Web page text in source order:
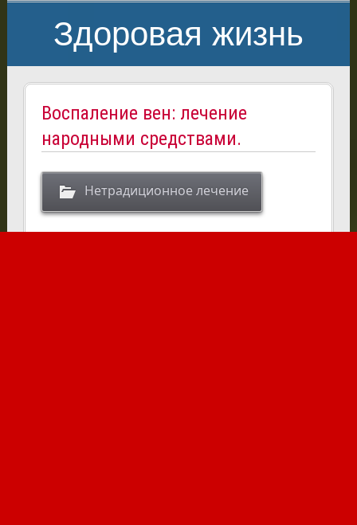
Здоровая жизнь
Воспаление вен: лечение
народными средствами.
Нетрадиционное лечение